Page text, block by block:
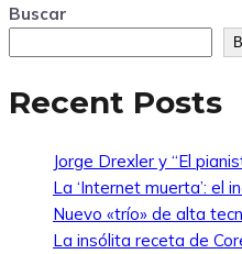
Buscar
Recent Posts
Jorge Drexler y “El
La ‘Internet muerta’: el
Nuevo «trío» de alta
La insólita receta de